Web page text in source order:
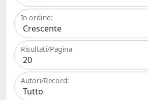
In ordine:
Risultati/Pagina
Autori/Record: